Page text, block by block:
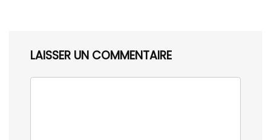
LAISSER UN COMMENTAIRE